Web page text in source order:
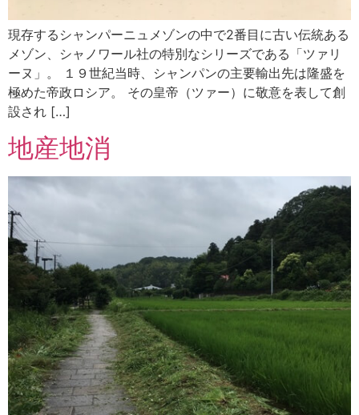
現存するシャンパーニュメゾンの中で2番目に古い伝統ある
メゾン、シャノワール社の特別なシリーズである「ツァリ
ーヌ」。 １９世紀当時、シャンパンの主要輸出先は隆盛を
極めた帝政ロシア。 その皇帝（ツァー）に敬意を表して創
設され […]
地産地消